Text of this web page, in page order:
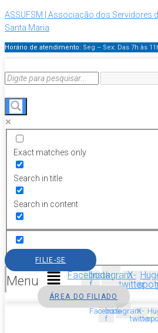
ASSUFSM | Associação dos Servidores
Santa Maria
Horário de atendimento: Seg – Sex: Das 7h às
Exact matches only
Search in title
Search in content
Menu
FILIE-SE
Facebook-
f
InstagramX-
twitter
ÁREA DO FILIADO
Facebook-
f
InstagramX-
twitter